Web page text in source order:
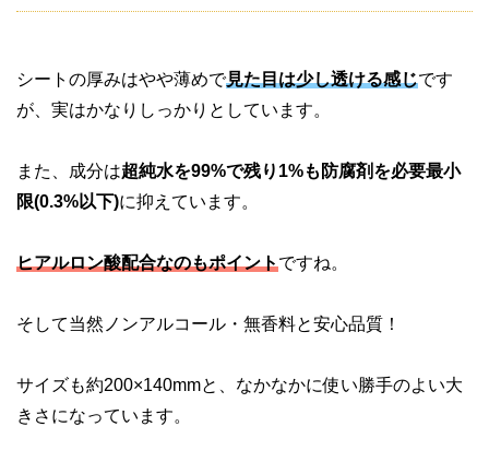
シートの厚みはやや薄めで見た目は少し透ける感じです
が、実はかなりしっかりとしています。
また、成分は超純水を99%で残り1%も防腐剤を必要最小
限(0.3%以下)に抑えています。
ヒアルロン酸配合なのもポイントですね。
そして当然ノンアルコール・無香料と安心品質！
サイズも約200×140mmと、なかなかに使い勝手のよい大
きさになっています。